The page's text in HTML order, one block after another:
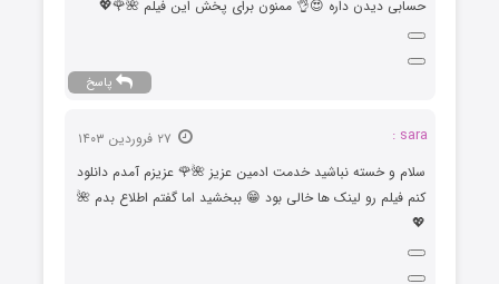
حسابی دیدن داره 😍👌 ممنون برای پخش این فیلم 🌺🌹💖
پاسخ
sara :
سلام و خسته نباشید خدمت ادمین عزیز 🌺🌹 عزیزم آمدم دانلود
کنم فیلم رو لینک ها خالی بود 😁 ببخشید اما گفتم اطلاع بدم 🌺
💖